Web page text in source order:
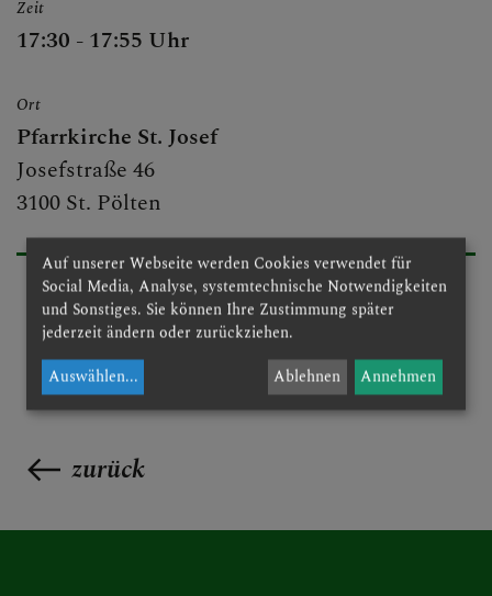
GRUPPEN & RUNDEN
GALERIE
Zeit
17:30 - 17:55 Uhr
Ort
Pfarrkirche St. Josef
Josefstraße 46
3100 St. Pölten
zurück
Auf unserer Webseite werden Cookies verwendet für
Social Media, Analyse, systemtechnische Notwendigkeiten
und Sonstiges. Sie können Ihre Zustimmung später
jederzeit ändern oder zurückziehen.
Auswählen... Ablehnen Annehmen